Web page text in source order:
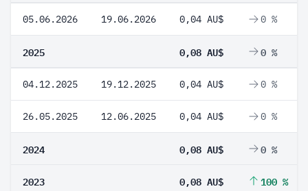
05.06.2026 19.06.2026 0,04 AU$ 0 %
2025 0,08 AU$ 0 %
04.12.2025 19.12.2025 0,04 AU$ 0 %
26.05.2025 12.06.2025 0,04 AU$ 0 %
2024 0,08 AU$ 0 %
2023 0,08 AU$ 100 %